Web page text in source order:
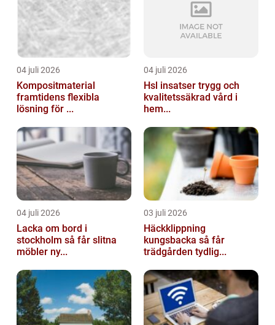
04 juli 2026
Kompositmaterial
framtidens flexibla
lösning för ...
04 juli 2026
Hsl insatser trygg och
kvalitetssäkrad vård i
hem...
04 juli 2026
Lacka om bord i
stockholm så får slitna
möbler ny...
03 juli 2026
Häckklippning
kungsbacka så får
trädgården tydlig...